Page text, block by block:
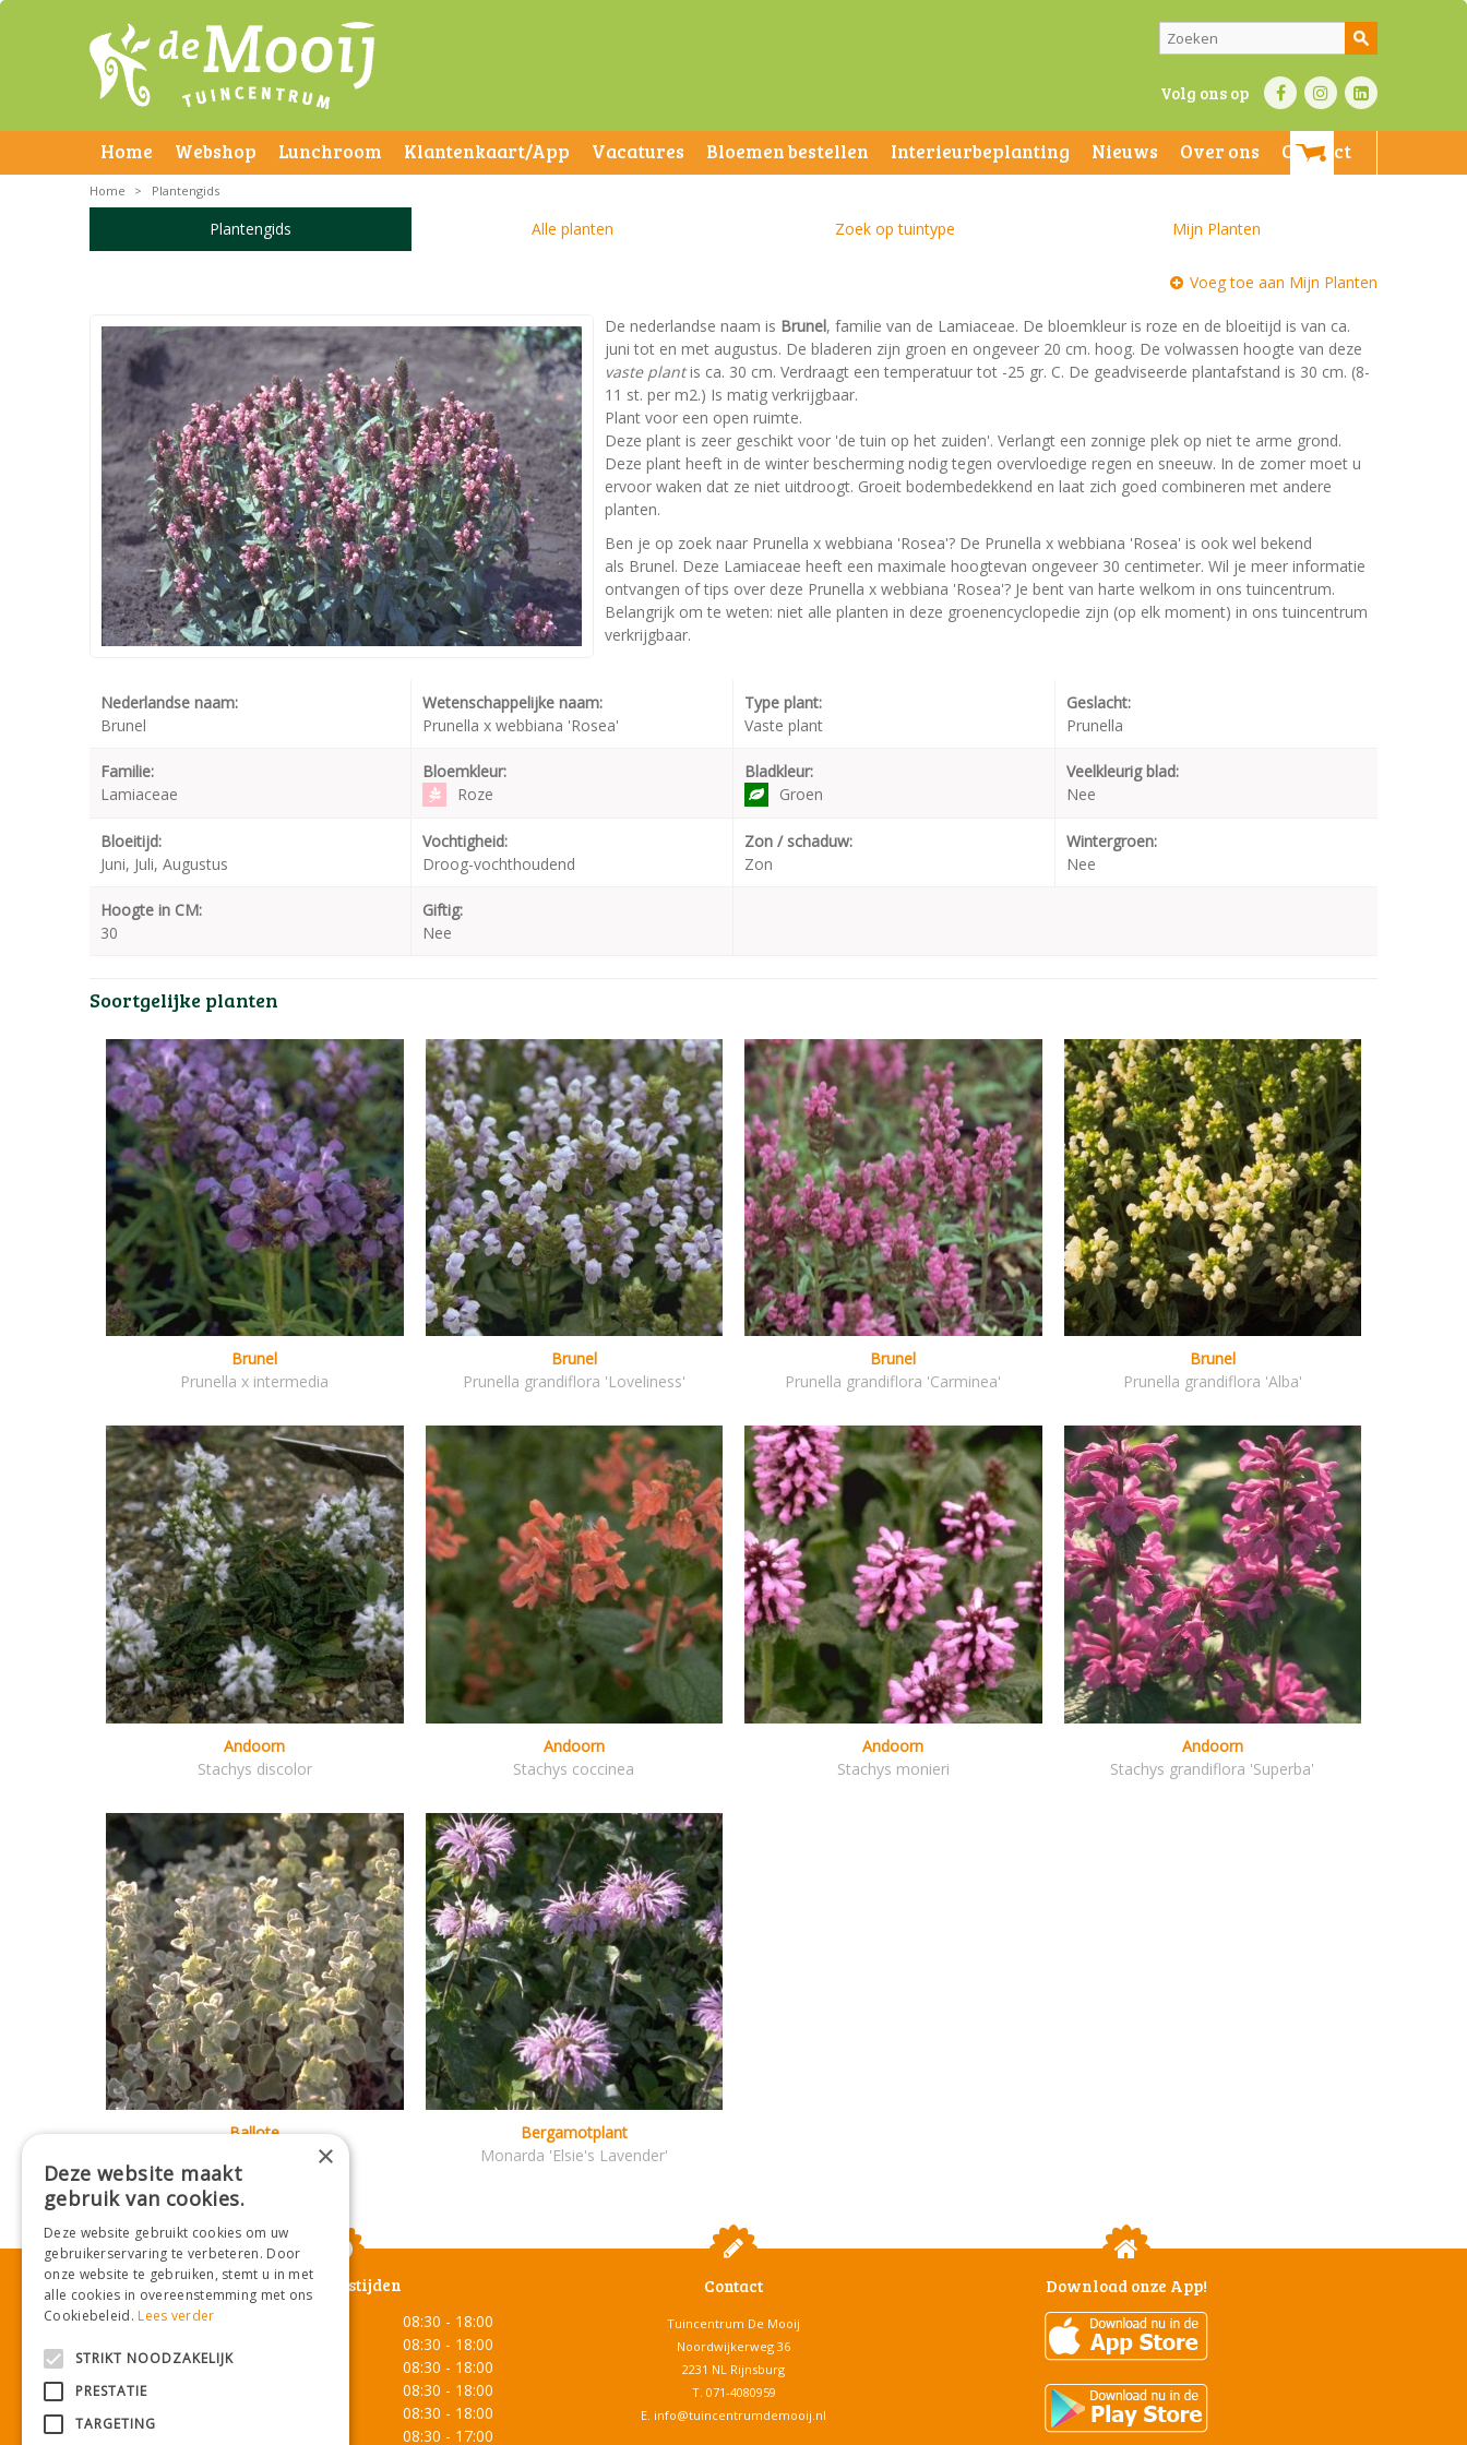
Volg ons op
Home Webshop Lunchroom Klantenkaart/App Vacatures Bloemen bestellen Interieurbeplanting Nieuws Over ons Contact
Home > Plantengids
Plantengids Alle planten Zoek op tuintype Mijn Planten
Voeg toe aan Mijn Planten
De nederlandse naam is Brunel, familie van de Lamiaceae. De bloemkleur is roze en de bloeitijd is van ca.
juni tot en met augustus. De bladeren zijn groen en ongeveer 20 cm. hoog. De volwassen hoogte van deze
vaste plantis ca. 30 cm. Verdraagt een temperatuur tot -25 gr. C. De geadviseerde plantafstand is 30 cm. (8-
11 st. per m2.) Is matig verkrijgbaar.
Plant voor een open ruimte.
Deze plant is zeer geschikt voor 'de tuin op het zuiden'. Verlangt een zonnige plek op niet te arme grond.
Deze plant heeft in de winter bescherming nodig tegen overvloedige regen en sneeuw. In de zomer moet u
ervoor waken dat ze niet uitdroogt. Groeit bodembedekkend en laat zich goed combineren met andere
planten.
Ben je op zoek naar Prunella x webbiana 'Rosea'? De Prunella x webbiana 'Rosea' is ook wel bekend
als Brunel. Deze Lamiaceae heeft een maximale hoogtevan ongeveer 30 centimeter. Wil je meer informatie
ontvangen of tips over deze Prunella x webbiana 'Rosea'? Je bent van harte welkom in ons tuincentrum.
Belangrijk om te weten: niet alle planten in deze groenencyclopedie zijn (op elk moment) in ons tuincentrum
verkrijgbaar.
Nederlandse naam:
Brunel
Wetenschappelijke naam:
Prunella x webbiana 'Rosea'
Type plant:
Vaste plant
Geslacht:
Prunella
Familie:
Lamiaceae
Bloemkleur:
Roze
Bladkleur:
Groen
Veelkleurig blad:
Nee
Bloeitijd:
Juni, Juli, Augustus
Vochtigheid:
Droog-vochthoudend
Zon / schaduw:
Zon
Wintergroen:
Nee
Hoogte in CM:
30
Giftig:
Nee
Soortgelijke planten
Brunel
Prunella x intermedia
Brunel
Prunella grandiflora 'Loveliness'
Brunel
Prunella grandiflora 'Carminea'
Brunel
Prunella grandiflora 'Alba'
Andoorn
Stachys discolor
Andoorn
Stachys coccinea
Andoorn
Stachys monieri
Andoorn
Stachys grandiflora 'Superba'
Ballote
Ballota pseudodictamnus
Bergamotplant
Monarda 'Elsie's Lavender'
Openingstijden
Maandag
08:30 - 18:00
08:30 - 18:00
Woensdag
08:30 - 18:00
08:30 - 18:00
08:30 - 18:00
08:30 - 17:00
Contact
Tuincentrum De Mooij
Noordwijkerweg 36
2231 NL Rijnsburg
T. 071-4080959
E. info@tuincentrumdemooij.nl
Download onze App!
×
Deze website maakt
gebruik van cookies.
Deze website gebruikt cookies om uw
gebruikerservaring te verbeteren. Door
onze website te gebruiken, stemt u in met
alle cookies in overeenstemming met ons
Cookiebeleid.Lees verder
STRIKT NOODZAKELIJK
PRESTATIE
TARGETING